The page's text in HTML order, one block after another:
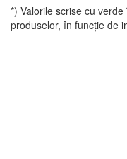
*) Valorile scrise cu
produselor, în funcție de